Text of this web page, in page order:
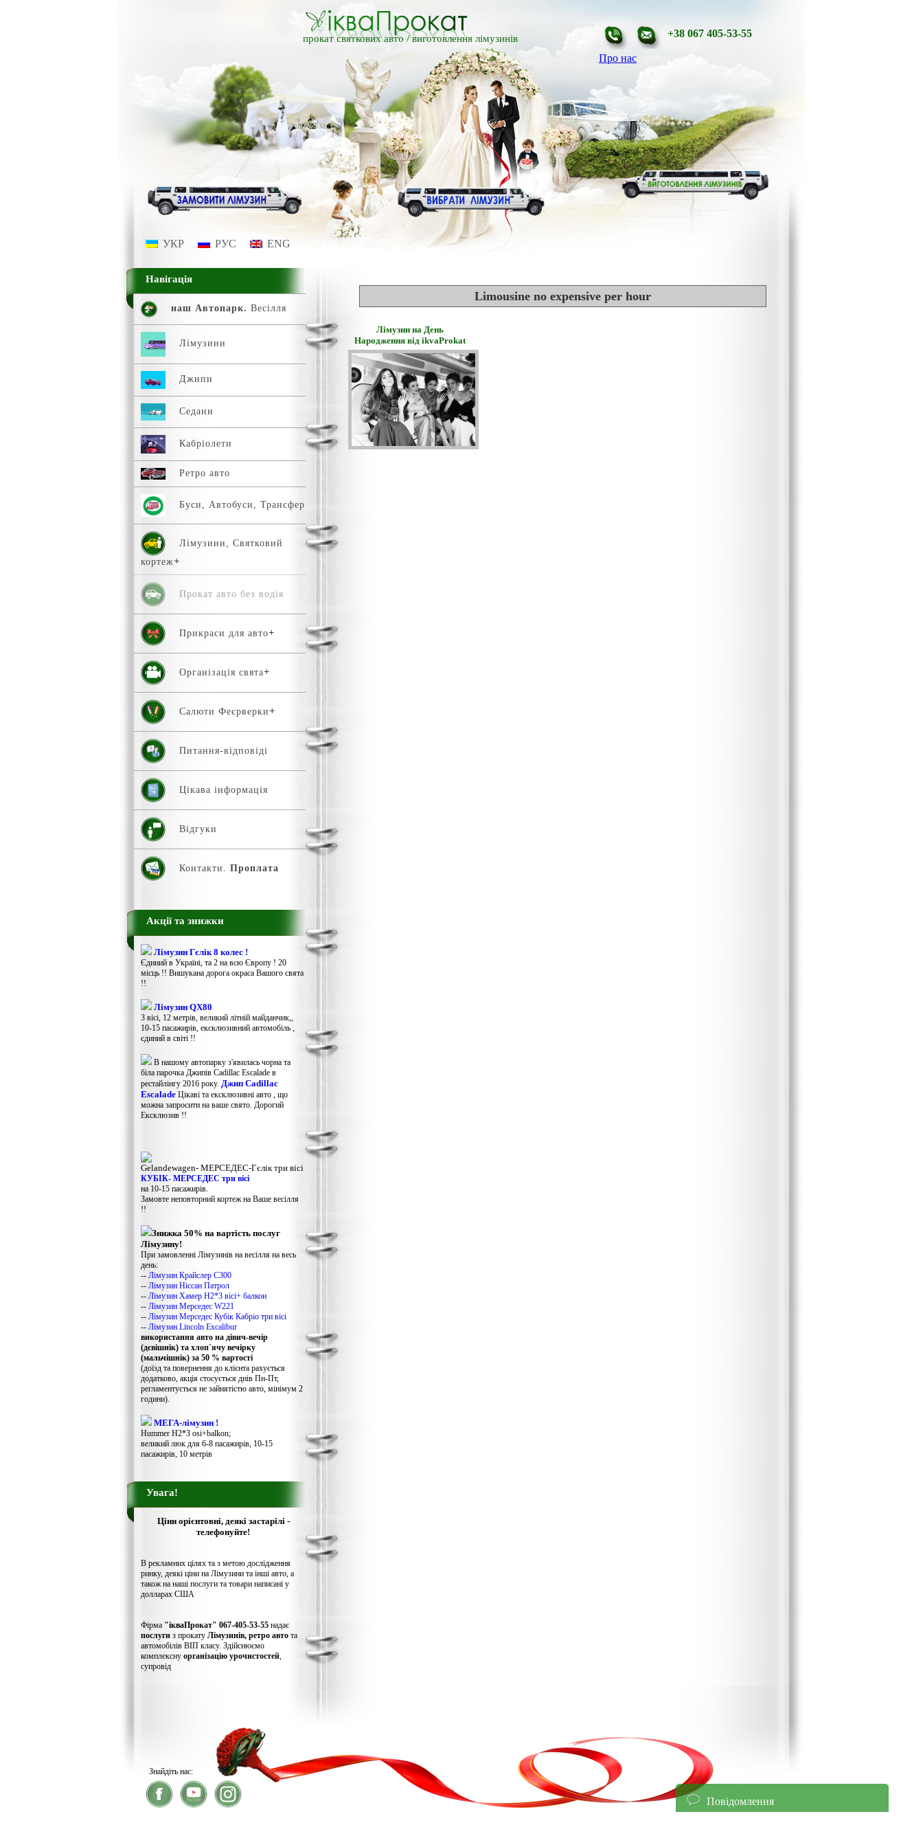
прокат святкових авто /виготовлення лімузинів
Про нас
+38 067 405-53-55
УКР РУС ENG
Навігація
наш Автопарк. Весілля
Лімузини
Джипи
Седани
Кабріолети
Ретро авто
Буси, Автобуси, Трансфер
Лімузини, Святковий
кортеж
Прокат авто без водія
Прикраси для авто
Організація свята
Салюти Феєрверки
Питання-відповіді
Цікава інформація
Відгуки
Контакти. Проплата
Акції та знижки
Лімузин Гєлік 8 колес !
Єдиний в Україні, та 2 на всю Європу ! 20
місць !! Вишукана дорога окраса Вашого свята
!!
Лімузин QX80
3 вісі, 12 метрів, великий літній майданчик,,
10-15 пасажирів, ексклюзивний автомобіль ,
єдиний в світі !!
В нашому автопарку з'явилась чорна та
біла парочка Джипів Cadillac Escalade в
рестайлінгу 2016 року. Джип Cadillac
Escalade Цікаві та ексклюзивні авто , що
можна запросити на ваше свято. Дорогий
Ексклюзив !!
Gelandewagen​- МЕРСЕДЕС-Гєлік три вісі
КУБІК- МЕРСЕДЕС три вісі
на 10-15 пасажирів.
Замовте неповторний кортеж на Ваше весілля
!!
Знижка 50% на вартість послуг
Лімузину!
При замовленні Лімузинів на весілля на весь
день:
-- Лімузин Крайслер С300
-- Лімузин Ніссан Патрол
-- Лімузин Хамер Н2*3 вісі+ балкон
-- Лімузин Мерседес W221
-- Лімузин Мерседес Кубік Кабріо три вісі
-- Лімузин Lincoln Excalibur
використання авто на дівич-вечір
(дєвішнік) та хлоп`ячу вечірку
(мальчішнік) за 50 % вартості
(доїзд та повернення до клієнта рахується
додатково, акція стосується днів Пн-Пт,
регламентується не зайнятістю авто, мінімум 2
години).
МЕГА-лімузин !
Hummer H2*3 osi+balkon;
великий люк для 6-8 пасажирів, 10-15
пасажирів, 10 метрів
Увага!
Ціни орієнтовні, деякі застарілі -
телефонуйте!
В рекламних цілях та з метою дослідження
ринку, деякі ціни на Лімузини та інші авто, а
також на наші послуги та товари написані у
долларах США
Фірма "ікваПрокат" 067-405-53-55 надає
послуги з прокату Лімузинів, ретро авто та
автомобілів ВІП класу. Здійснюємо
комплексну організацію урочистостей,
супровід
Limousine no expensive per hour
Лімузин на День
Народження від ikvaProkat
Знайдіть нас:
Повідомлення